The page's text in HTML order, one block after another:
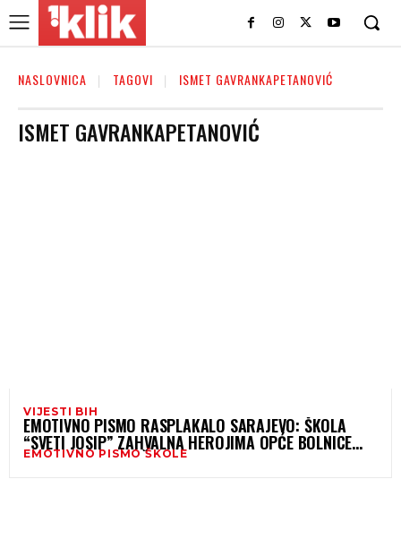
NASLOVNICA TAGOVI ISMET GAVRANKAPETANOVIĆ
ISMET GAVRANKAPETANOVIĆ
VIJESTI BIH
EMOTIVNO PISMO RASPLAKALO SARAJEVO: ŠKOLA
“SVETI JOSIP” ZAHVALNA HEROJIMA OPĆE BOLNICE
KOJI SU SPASILI UČENICU
EMOTIVNO PISMO ŠKOLE